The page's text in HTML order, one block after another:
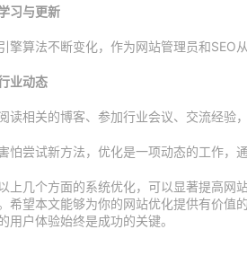
习与更新
擎算法不断变化，作为网站管理员和SEO
业动态
读相关的博客、参加行业会议、交流经验
怕尝试新方法，优化是一项动态的工作，
上几个方面的系统优化，可以显著提高网
希望本文能够为你的网站优化提供有价值
用户体验始终是成功的关键。